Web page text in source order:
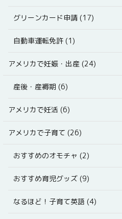
グリーンカード申請 (17)
自動車運転免許 (1)
アメリカで妊娠・出産 (24)
産後・産褥期 (6)
アメリカで妊活 (6)
アメリカで子育て (26)
おすすめのオモチャ (2)
おすすめ育児グッズ (9)
なるほど！子育て英語 (4)